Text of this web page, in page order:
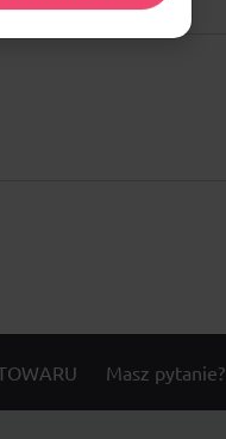
Masz pytanie?